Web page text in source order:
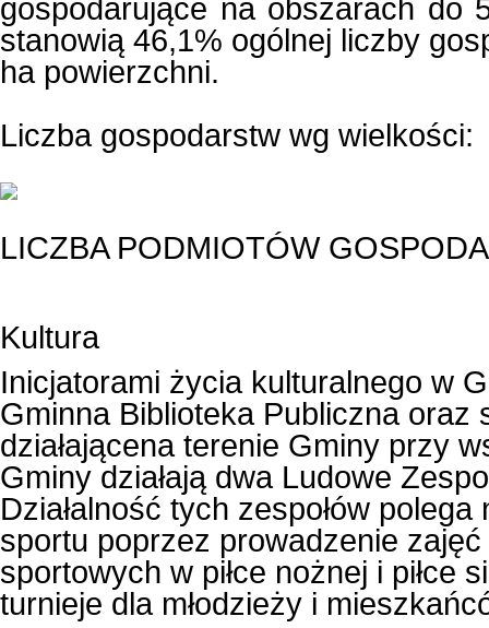
gospodarujące na obszarach do
stanowią 46,1% ogólnej liczby
ha powierzchni.
Liczba gospodarstw wg wielkości:
LICZBA PODMIOTÓW
Kultura
Inicjatorami życia kulturalnego w
Gminna Biblioteka Publiczna
działającena terenie Gminy przy
Gminy działają dwa Ludowe
Działalność tych zespołów
sportu poprzez prowadzenie
sportowych w piłce nożnej i piłce
turnieje dla młodzieży i